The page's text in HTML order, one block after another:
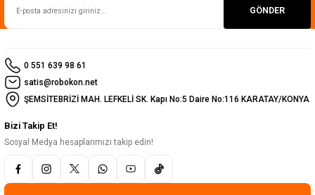
GÖNDER
0 551 639 98 61
satis@robokon.net
ŞEMSİTEBRİZİ MAH. LEFKELİ SK. Kapı No:5 Daire No:116 KARATAY/KONYA
Bizi Takip Et!
Sosyal Medya hesaplarımızı takip edin!